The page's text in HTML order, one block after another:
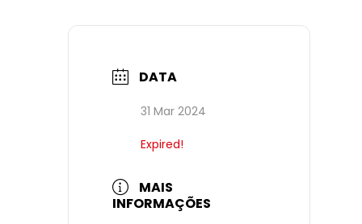
DATA
31 Mar 2024
Expired!
MAIS
INFORMAÇÕES